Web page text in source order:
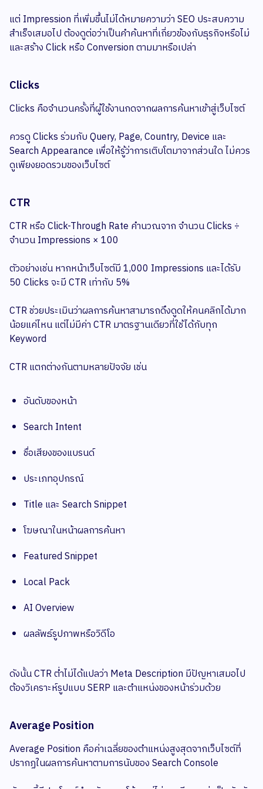
แต่ Impression ที่เพิ่มขึ้นไม่ได้หมายความว่า SEO ประสบความ
สำเร็จเสมอไป ต้องดูต่อว่าเป็นคำค้นหาที่เกี่ยวข้องกับธุรกิจหรือไม่
และสร้าง Click หรือ Conversion ตามมาหรือเปล่า
Clicks
Clicks คือจำนวนครั้งที่ผู้ใช้งานกดจากผลการค้นหาเข้าสู่เว็บไซต์
ควรดู Clicks ร่วมกับ Query, Page, Country, Device และ
Search Appearance เพื่อให้รู้ว่าการเติบโตมาจากส่วนใด ไม่ควร
ดูเพียงยอดรวมของเว็บไซต์
CTR
CTR หรือ Click-Through Rate คำนวณจาก จำนวน Clicks ÷
จำนวน Impressions × 100
ตัวอย่างเช่น หากหน้าเว็บไซต์มี 1,000 Impressions และได้รับ
50 Clicks จะมี CTR เท่ากับ 5%
CTR ช่วยประเมินว่าผลการค้นหาสามารถดึงดูดให้คนคลิกได้มาก
น้อยแค่ไหน แต่ไม่มีค่า CTR มาตรฐานเดียวที่ใช้ได้กับทุก
Keyword
CTR แตกต่างกันตามหลายปัจจัย เช่น
อันดับของหน้า
Search Intent
ชื่อเสียงของแบรนด์
ประเภทอุปกรณ์
Title และ Search Snippet
โฆษณาในหน้าผลการค้นหา
Featured Snippet
Local Pack
AI Overview
ผลลัพธ์รูปภาพหรือวิดีโอ
ดังนั้น CTR ต่ำไม่ได้แปลว่า Meta Description มีปัญหาเสมอไป
ต้องวิเคราะห์รูปแบบ SERP และตำแหน่งของหน้าร่วมด้วย
Average Position
Average Position คือค่าเฉลี่ยของตำแหน่งสูงสุดจากเว็บไซต์ที่
ปรากฏในผลการค้นหาตามการนับของ Search Console